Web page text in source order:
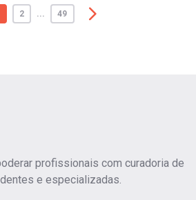
2 ... 49
profissionais com curadoria de
e especializadas.